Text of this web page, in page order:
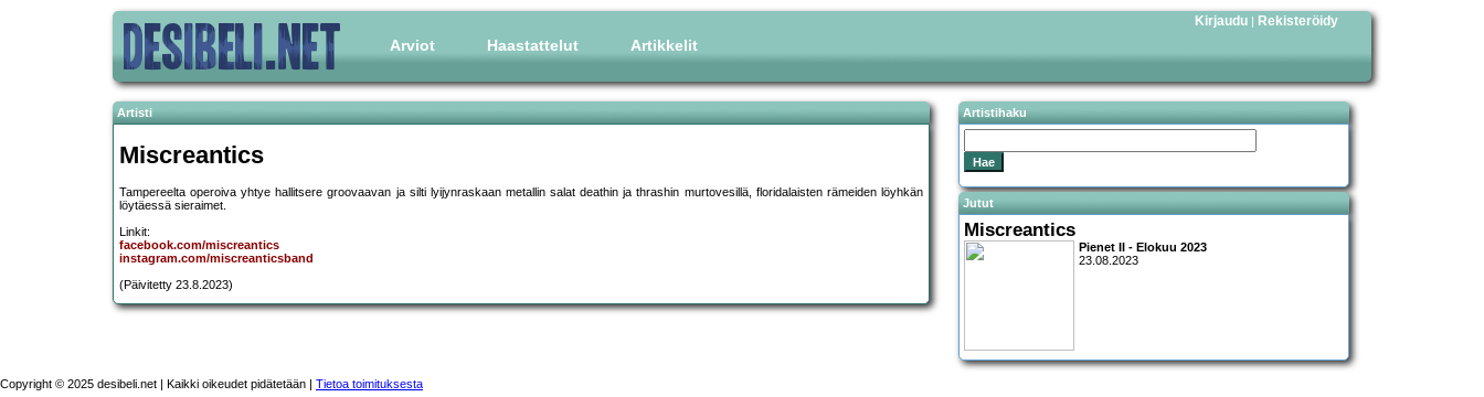
Arviot Haastattelut Artikkelit
Kirjaudu | Rekisteröidy
Artisti
Miscreantics
Tampereelta operoiva yhtye hallitsere groovaavan ja silti lyijynraskaan metallin salat deathin ja thrashin murtovesillä, floridalaisten rämeiden löyhkän
löytäessä sieraimet.
Linkit:
facebook.com/miscreantics
instagram.com/miscreanticsband
(Päivitetty 23.8.2023)
Artistihaku
Jutut
Miscreantics
Pienet II - Elokuu 2023
23.08.2023
Copyright © 2025 desibeli.net | Kaikki oikeudet pidätetään | Tietoa toimituksesta